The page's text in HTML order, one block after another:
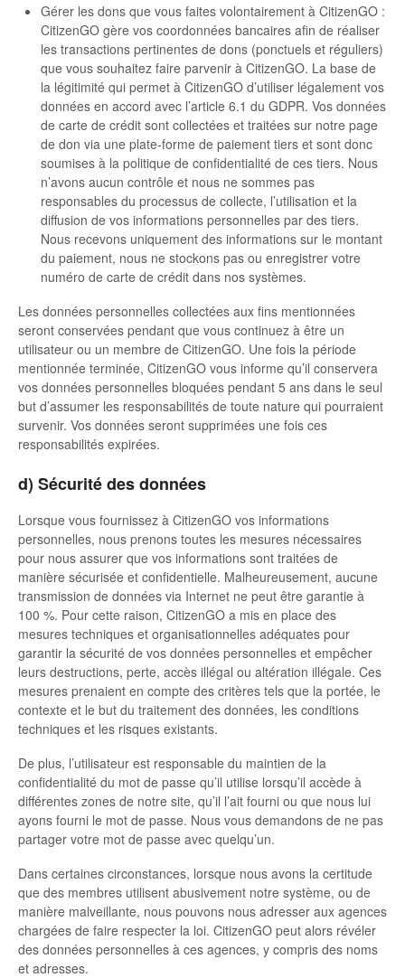
Gérer les dons que vous faites volontairement à CitizenGO :
CitizenGO gère vos coordonnées bancaires afin de réaliser
les transactions pertinentes de dons (ponctuels et réguliers)
que vous souhaitez faire parvenir à CitizenGO. La base de
la légitimité qui permet à CitizenGO d’utiliser légalement vos
données en accord avec l’article 6.1 du GDPR. Vos données
de carte de crédit sont collectées et traitées sur notre page
de don via une plate-forme de paiement tiers et sont donc
soumises à la politique de confidentialité de ces tiers. Nous
n’avons aucun contrôle et nous ne sommes pas
responsables du processus de collecte, l’utilisation et la
diffusion de vos informations personnelles par des tiers.
Nous recevons uniquement des informations sur le montant
du paiement, nous ne stockons pas ou enregistrer votre
numéro de carte de crédit dans nos systèmes.
Les données personnelles collectées aux fins mentionnées
seront conservées pendant que vous continuez à être un
utilisateur ou un membre de CitizenGO. Une fois la période
mentionnée terminée, CitizenGO vous informe qu’il conservera
vos données personnelles bloquées pendant 5 ans dans le seul
but d’assumer les responsabilités de toute nature qui pourraient
survenir. Vos données seront supprimées une fois ces
responsabilités expirées.
d) Sécurité des données
Lorsque vous fournissez à CitizenGO vos informations
personnelles, nous prenons toutes les mesures nécessaires
pour nous assurer que vos informations sont traitées de
manière sécurisée et confidentielle. Malheureusement, aucune
transmission de données via Internet ne peut être garantie à
100 %. Pour cette raison, CitizenGO a mis en place des
mesures techniques et organisationnelles adéquates pour
garantir la sécurité de vos données personnelles et empêcher
leurs destructions, perte, accès illégal ou altération illégale. Ces
mesures prenaient en compte des critères tels que la portée, le
contexte et le but du traitement des données, les conditions
techniques et les risques existants.
De plus, l’utilisateur est responsable du maintien de la
confidentialité du mot de passe qu’il utilise lorsqu’il accède à
différentes zones de notre site, qu’il l’ait fourni ou que nous lui
ayons fourni le mot de passe. Nous vous demandons de ne pas
partager votre mot de passe avec quelqu’un.
Dans certaines circonstances, lorsque nous avons la certitude
que des membres utilisent abusivement notre système, ou de
manière malveillante, nous pouvons nous adresser aux agences
chargées de faire respecter la loi. CitizenGO peut alors révéler
des données personnelles à ces agences, y compris des noms
et adresses.